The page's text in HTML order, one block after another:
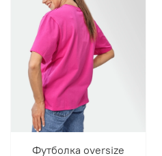
Футболка oversize